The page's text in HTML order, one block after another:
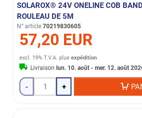
SOLAROX® 24V ONELINE COB
ROULEAU DE 5M
N° article 70219830605
57,20 EUR
excl. 19% T.V.A. plusexpédition
Livraisonlun. 10. août - mer. 12. août
- +